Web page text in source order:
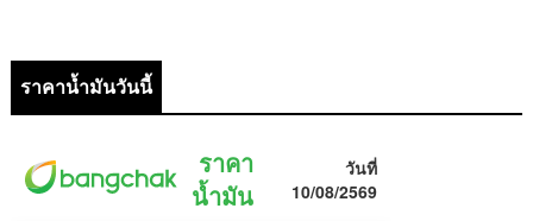
ราคาน้ำมันวันนี้